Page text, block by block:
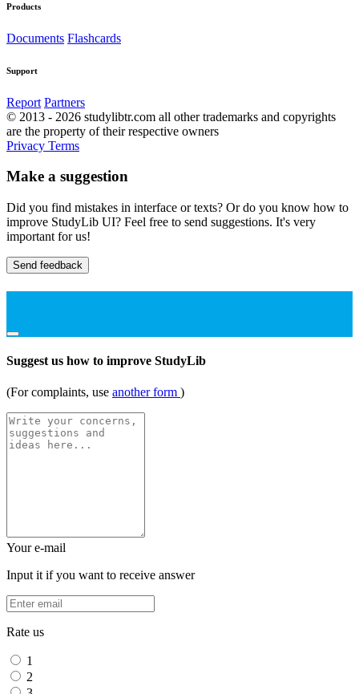
Products
Documents Flashcards
Support
Report Partners
© 2013 - 2026 studylibtr.com all other trademarks and copyrights
are the property of their respective owners
Privacy Terms
Make a suggestion
Did you find mistakes in interface or texts? Or do you know how to
improve StudyLib UI? Feel free to send suggestions. It's very
important for us!
Send feedback
Suggest us how to improve StudyLib
(For complaints, use another form )
Your e-mail
Input it if you want to receive answer
Rate us
1
2